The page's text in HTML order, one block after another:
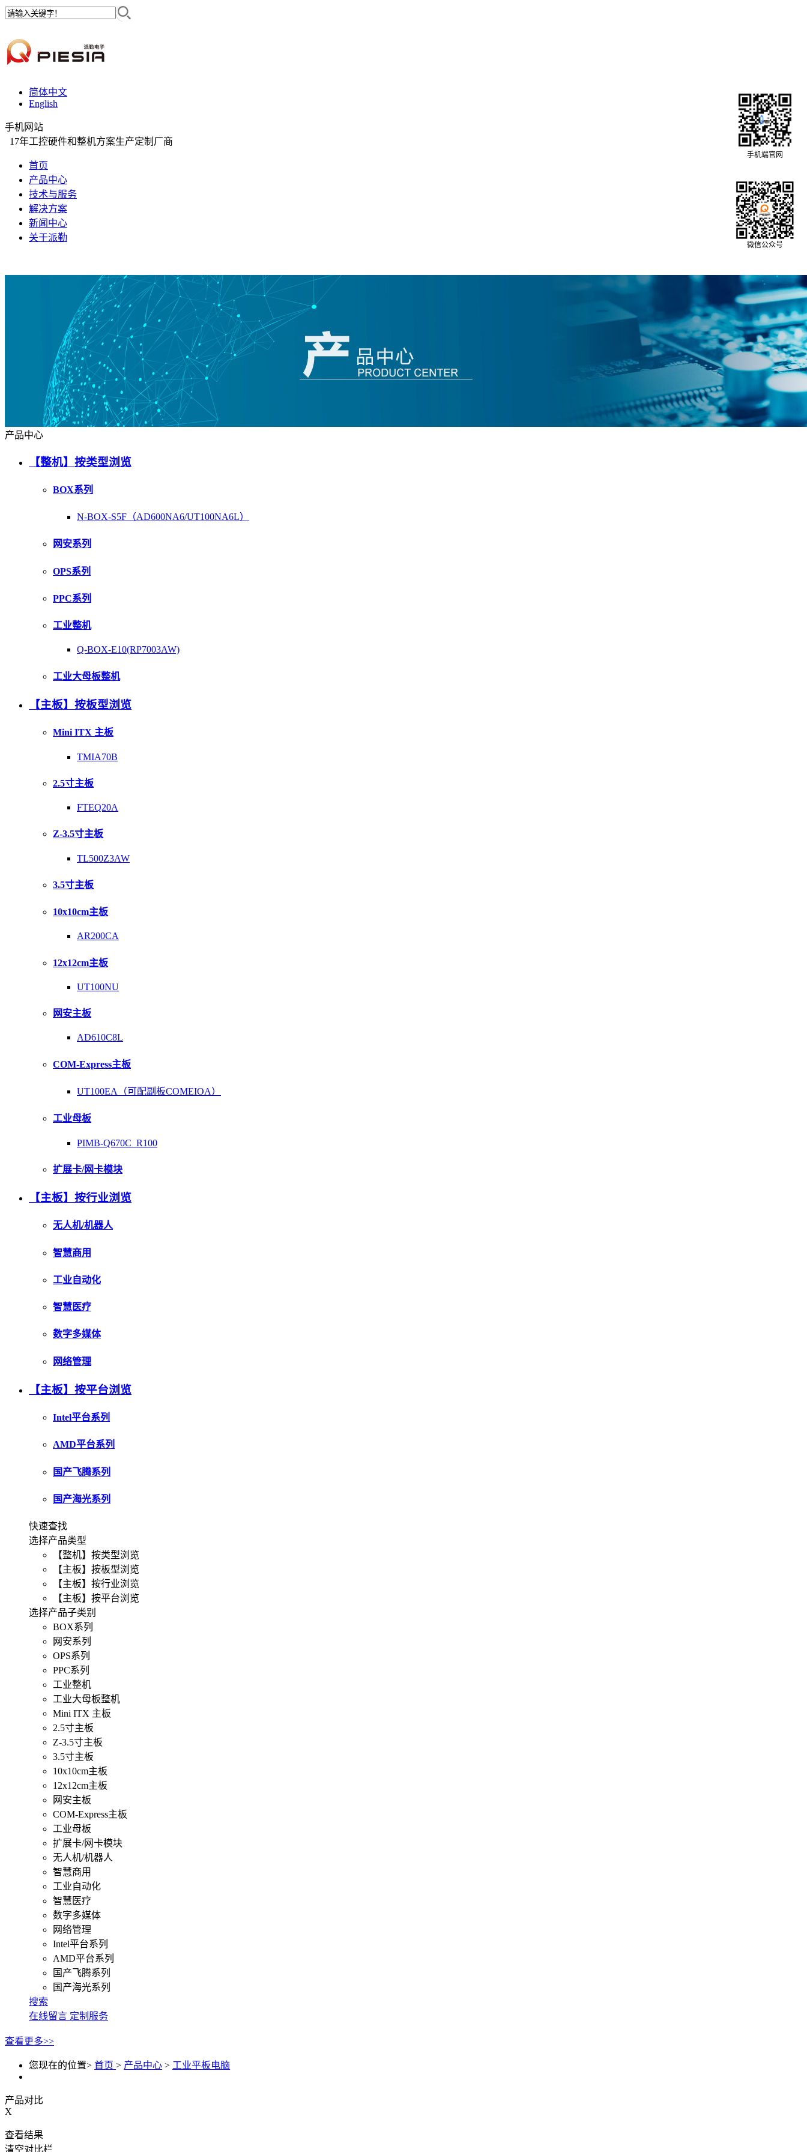
简体中文
English
手机网站
17年工控硬件和整机方案生产定制厂商
首页
产品中心
技术与服务
解决方案
新闻中心
关于派勤
产品中心
【整机】按类型浏览
BOX系列
N-BOX-S5F（AD600NA6/UT100NA6L）
网安系列
OPS系列
PPC系列
工业整机
Q-BOX-E10(RP7003AW)
工业大母板整机
【主板】按板型浏览
Mini ITX 主板
TMIA70B
2.5寸主板
FTEQ20A
Z-3.5寸主板
TL500Z3AW
3.5寸主板
10x10cm主板
AR200CA
12x12cm主板
UT100NU
网安主板
AD610C8L
COM-Express主板
UT100EA（可配副板COMEIOA）
工业母板
PIMB-Q670C_R100
扩展卡/网卡模块
【主板】按行业浏览
无人机/机器人
智慧商用
工业自动化
智慧医疗
数字多媒体
网络管理
【主板】按平台浏览
Intel平台系列
AMD平台系列
国产飞腾系列
国产海光系列
快速查找
选择产品类型
【整机】按类型浏览
【主板】按板型浏览
【主板】按行业浏览
【主板】按平台浏览
选择产品子类别
BOX系列
网安系列
OPS系列
PPC系列
工业整机
工业大母板整机
Mini ITX 主板
2.5寸主板
Z-3.5寸主板
3.5寸主板
10x10cm主板
12x12cm主板
网安主板
COM-Express主板
工业母板
扩展卡/网卡模块
无人机/机器人
智慧商用
工业自动化
智慧医疗
数字多媒体
网络管理
Intel平台系列
AMD平台系列
国产飞腾系列
国产海光系列
搜索
在线留言 定制服务
查看更多>>
您现在的位置> 首页 > 产品中心 > 工业平板电脑
产品对比
X
查看结果
清空对比栏
微信公众号
手机端官网